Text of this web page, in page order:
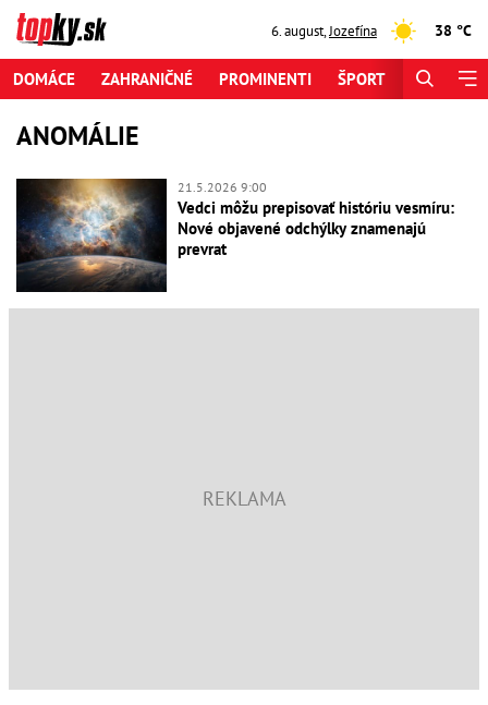
6. august,Jozefína 38 °C
DOMÁCE ZAHRANIČNÉ PROMINENTI ŠPORT
ANOMÁLIE
21.5.2026 9:00
Vedci môžu prepisovať históriu vesmíru:
Nové objavené odchýlky znamenajú
prevrat